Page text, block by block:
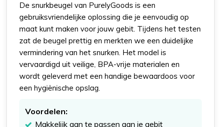
De snurkbeugel van PurelyGoods is een
gebruiksvriendelijke oplossing die je eenvoudig op
maat kunt maken voor jouw gebit. Tijdens het testen
zat de beugel prettig en merkten we een duidelijke
vermindering van het snurken. Het model is
vervaardigd uit veilige, BPA-vrije materialen en
wordt geleverd met een handige bewaardoos voor
een hygiënische opslag.
Voordelen:
Makkelijk aan te passen aan je gebit